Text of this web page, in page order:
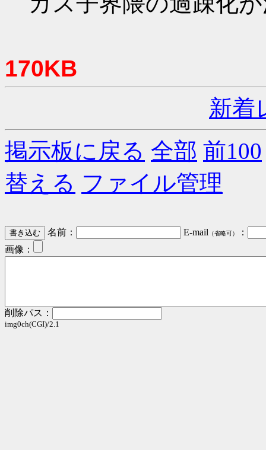
170KB
新着
掲示板に戻る 全部 前100
替える ファイル管理
名前： E-mail （省略可）
：
画像：
削除パス：
img0ch(CGI)/2.1